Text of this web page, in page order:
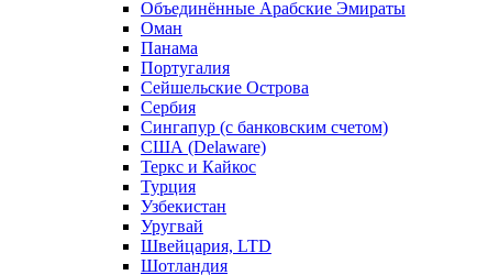
Объединённые Арабские Эмираты
Оман
Панама
Португалия
Сейшельские Острова
Сербия
Сингапур (c банковским счетом)
США (Delaware)
Теркс и Кайкос
Турция
Узбекистан
Уругвай
Швейцария, LTD
Шотландия